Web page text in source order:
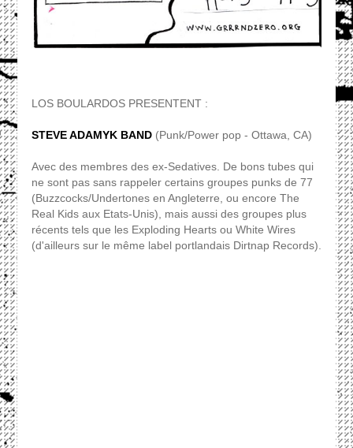
LOS BOULARDOS PRESENTENT :
STEVE ADAMYK BAND(Punk/Power pop - Ottawa, CA)
Avec des membres des ex-Sedatives. De bons tubes qui
ne sont pas sans rappeler certains groupes punks de 77
(Buzzcocks/Undertones en Angleterre, ou encore The
Real Kids aux Etats-Unis), mais aussi des groupes plus
récents tels que les Exploding Hearts ou White Wires
(d'ailleurs sur le même label portlandais Dirtnap Records).